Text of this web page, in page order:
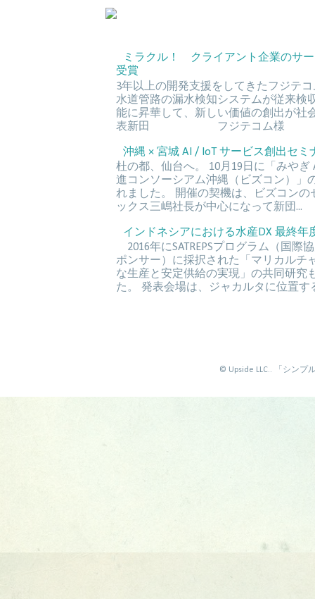
ミラクル！ クライアント企業のサ
受賞
3年以上の開発支援をしてきたフジテ
水道管路の漏水検知システムが従来検
能に昇華して、新しい価値の創
表新田 フジテ
沖縄 × 宮城 AI / IoT サービス創出セミ
杜の都、仙台へ。 10月19日に「みや
進コンソーシアム沖縄（ビズコン）」
れました。 開催の契機は、ビズコン
ックス三嶋社長が中心になって新団...
インドネシアにおける水産DX 最終年
2016年にSATREPSプログラム（国際
ポンサー）に採択された「マリカルチ
な生産と安定供給の実現」の共同研究
た。 発表会場は、ジャカルタに位置す
©️ Upside LLC.. 「シンプ